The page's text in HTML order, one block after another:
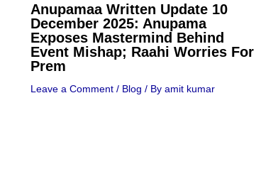
Anupamaa Written Update 10
December 2025: Anupama
Exposes Mastermind Behind
Event Mishap; Raahi Worries For
Prem
Leave a Comment / Blog / By amit kumar